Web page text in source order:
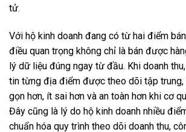
tử.
Với hộ kinh doanh đang có từ hai điểm
điều quan trọng không chỉ là bán được
lý dữ liệu đúng ngay từ đầu. Khi doanh
tin từng địa điểm được theo dõi tập trung,
gọn hơn, ít sai hơn và an toàn hơn khi cơ
Đây cũng là lý do hộ kinh doanh nhiều
chuẩn hóa quy trình theo dõi doanh thu,